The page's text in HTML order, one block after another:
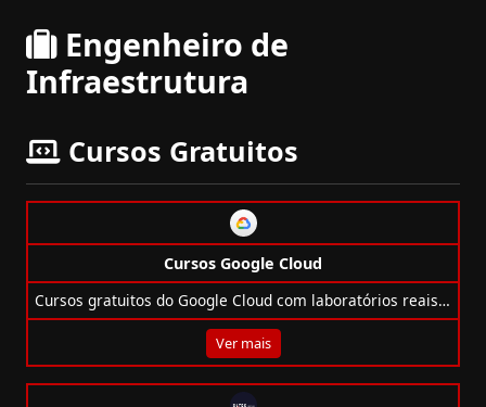
Engenheiro de
Infraestrutura
Cursos Gratuitos
Cursos Google Cloud
Cursos gratuitos do Google Cloud com laboratórios reais, emblemas e trilhas em nuvem, dados, APIs, IA e mais!
Ver mais